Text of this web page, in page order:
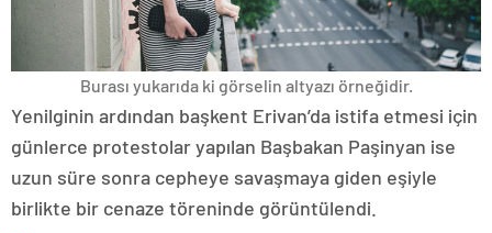
Burası yukarıda ki görselin altyazı örneğidir.
Yenilginin ardından başkent Erivan’da istifa etmesi için
günlerce protestolar yapılan Başbakan Paşinyan ise
uzun süre sonra cepheye savaşmaya giden eşiyle
birlikte bir cenaze töreninde görüntülendi.